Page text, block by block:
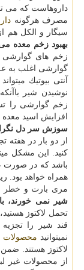
داروهاست كه می
مصرف هرگونه
سیگار و الكل هم
بهبود زخم معده
زخم های گوارشی
گوارشی اغلب به
آنتی بیوتیك
نوشیدن شیر
زخم گوارشی را
افزایش اسید معده
سوزش سر دل
از دو بار در
كنید. این مشكل
باشد كه در صورت
همراه خواهد بود.
مری بارت و خطر
شیر نمی خورند،
تحمل لاكتوز
قند شیر را
نمیتوانید محصولات
لاكتوز هستند.
از محصولات غیر